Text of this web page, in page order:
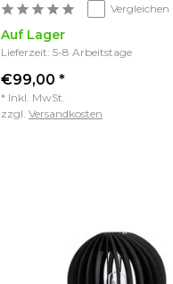
Vergleichen
Auf Lager
Lieferzeit: 5-8 Arbeitstage
€99,00 *
* Inkl. MwSt.
zzgl. Versandkosten